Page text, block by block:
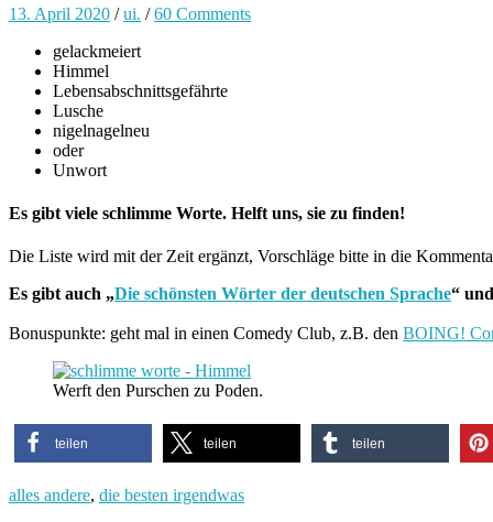
13. April 2020 /ui. /60 Comments
gelackmeiert
Himmel
Lebensabschnittsgefährte
Lusche
nigelnagelneu
oder
Unwort
Es gibt viele schlimme Worte. Helft uns, sie zu finden!
Die Liste wird mit der Zeit ergänzt, Vorschläge bitte in die
Es gibt auch „Die schönsten Wörter der deutschen Sprache“
Bonuspunkte: geht mal in einen Comedy Club, z.B. den BOING!
Werft den Purschen zu Poden.
teilen teilen teilen
alles andere, die besten irgendwas